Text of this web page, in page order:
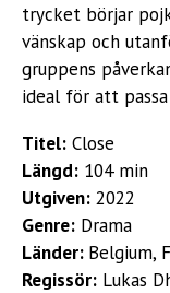
trycket börjar
vänskap och
gruppens
ideal för att passa
Titel: Close
Längd: 104 min
Utgiven: 2022
Genre: Drama
Länder: Belgium,
Regissör: Lukas